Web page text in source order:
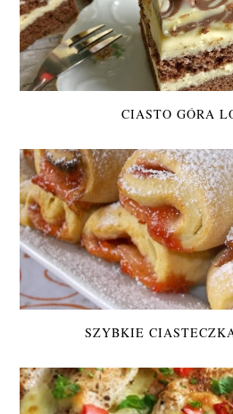
CIASTO GÓRA
SZYBKIE